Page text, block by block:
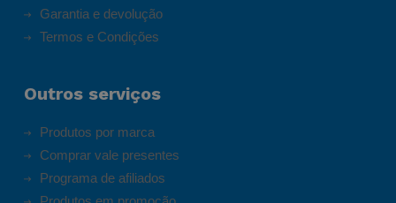
Garantia e devolução
Termos e Condições
Outros serviços
Produtos por marca
Comprar vale presentes
Programa de afiliados